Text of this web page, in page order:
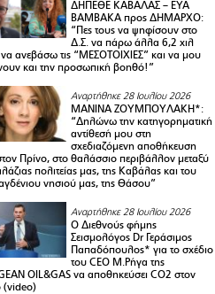
ΔΗΠΕΘΕ ΚΑΒΑΛΑΣ – ΕΥΑ
ΒΑΜΒΑΚΑ προς ΔΗΜΑΡΧΟ:
“Πες τους να ψηφίσουν στο
Δ.Σ. να πάρω άλλα 6,2 χιλ
ανεβάσω τις “ΜΕΣΟΤΟΙΧΙΕΣ” και να μου
και την προσωπική βοηθό!”
Αναρτήθηκε 28 Ιουλίου 2026
ΜΑΝΙΝΑ ΖΟΥΜΠΟΥΛΑΚΗ*:
“Δηλώνω την κατηγορηματική
αντίθεσή μου στη
σχεδιαζόμενη αποθήκευση
Πρίνο, στο θαλάσσιο περιβάλλον μεταξύ
πολιτείας μας, της Καβάλας και του
νησιού μας, της Θάσου”
Αναρτήθηκε 28 Ιουλίου 2026
Ο Διεθνούς φήμης
Σεισμολόγος Dr Γεράσιμος
Παπαδόπουλος* για το σχέδιο
του CEO M.Ρήγα της
OIL&GAS να αποθηκεύσει CO2 στον
(video)